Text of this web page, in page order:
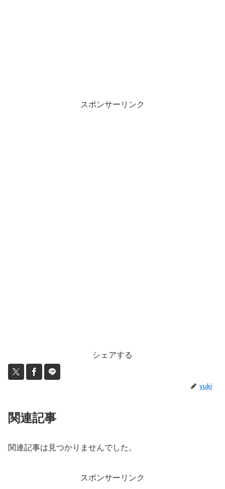
スポンサーリンク
シェアする
yuki
関連記事
関連記事は見つかりませんでした。
スポンサーリンク